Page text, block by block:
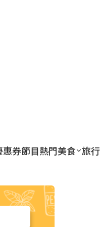
惠券節目熱門美食 旅行